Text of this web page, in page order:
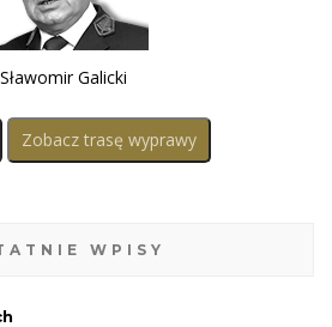
Sławomir Galicki
Zobacz trasę wyprawy
WPISY